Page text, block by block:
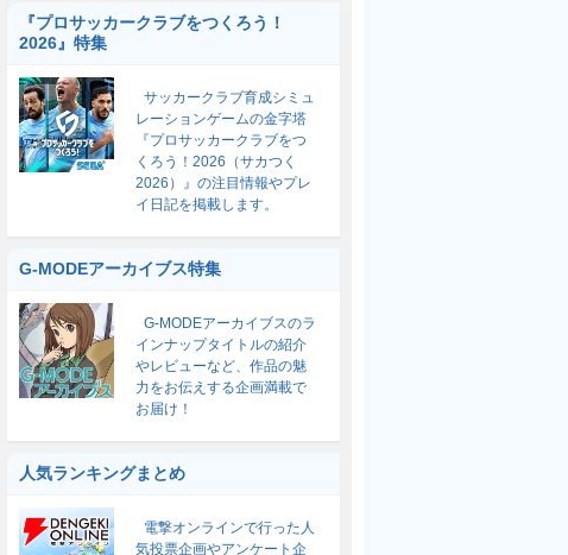
『プロサッカークラブをつくろう！
2026』特集
サッカークラブ育成シミュ
レーションゲームの金字塔
『プロサッカークラブをつ
くろう！2026（サカつく
2026）』の注目情報やプレ
イ日記を掲載します。
G-MODEアーカイブス特集
G-MODEアーカイブスのラ
インナップタイトルの紹介
やレビューなど、作品の魅
力をお伝えする企画満載で
お届け！
人気ランキングまとめ
電撃オンラインで行った人
気投票企画やアンケート企